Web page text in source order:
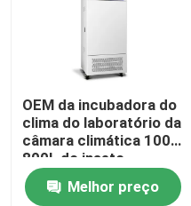
OEM da incubadora do
clima do laboratório da
câmara climática 100-
800L do inseto
Melhor preço